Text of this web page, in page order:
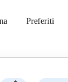
Preferiti